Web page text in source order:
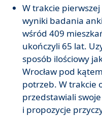
W trakcie
wyniki badania
wśród 409
ukończyli 65 lat.
sposób ilościowy
Wrocław pod
potrzeb. W trakcie
przedstawiali
i propozycje